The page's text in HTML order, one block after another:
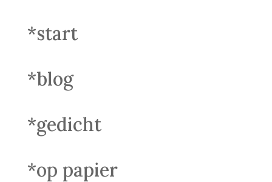
*start
*blog
*gedicht
*op papier